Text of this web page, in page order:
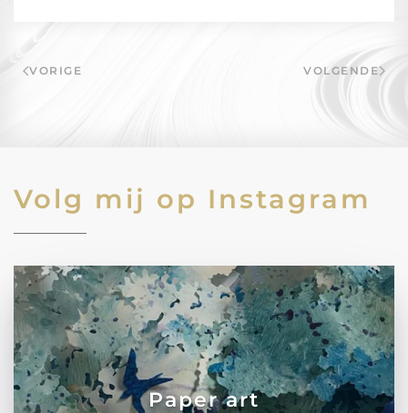
VORIGE VOLGENDE
Volg mij op Instagram
Paper art